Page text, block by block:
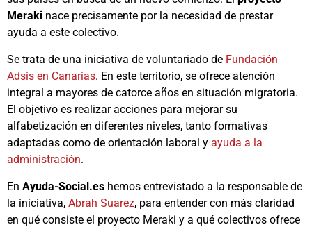
Meraki nace precisamente por la necesidad de prestar
ayuda a este colectivo.
Se trata de una iniciativa de voluntariado de Fundación
Adsis en Canarias. En este territorio, se ofrece atención
integral a mayores de catorce años en situación migratoria.
El objetivo es realizar acciones para mejorar su
alfabetización en diferentes niveles, tanto formativas
adaptadas como de orientación laboral y ayuda a la
administración.
En Ayuda-Social.es hemos entrevistado a la responsable de
la iniciativa, Abrah Suarez, para entender con más claridad
en qué consiste el proyecto Meraki y a qué colectivos ofrece